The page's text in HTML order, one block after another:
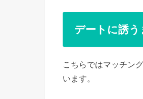
デートに誘
こちらではマッチン
います。